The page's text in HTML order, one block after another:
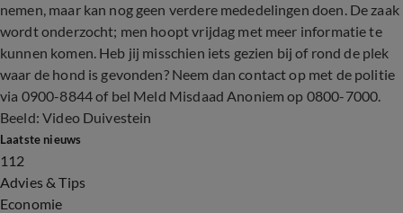
nemen, maar kan nog geen verdere mededelingen doen. De zaak
wordt onderzocht; men hoopt vrijdag met meer informatie te
kunnen komen. Heb jij misschien iets gezien bij of rond de plek
waar de hond is gevonden? Neem dan contact op met de politie
via 0900-8844 of bel Meld Misdaad Anoniem op 0800-7000.
Beeld: Video Duivestein
Laatste nieuws
112
Advies & Tips
Economie